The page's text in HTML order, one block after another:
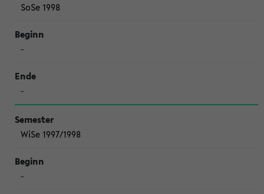
SoSe 1998
-
-
WiSe 1997/1998
-